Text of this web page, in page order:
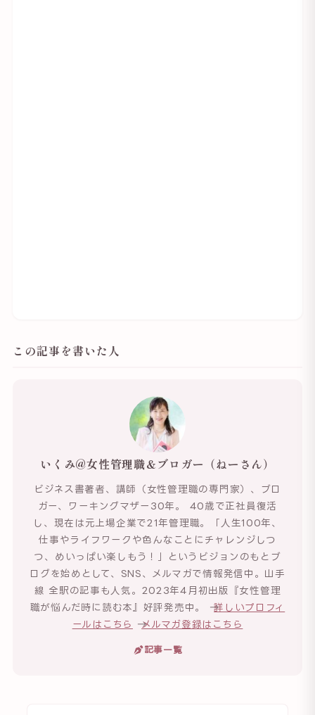
この記事を書いた人
いくみ@女性管理職＆ブロガー（ねーさん）
ビジネス書著者、講師（女性管理職の専門家）、ブロ
ガー、ワーキングマザー30年。 40歳で正社員復活
し、現在は元上場企業で21年管理職。「人生100年、
仕事やライフワークや色んなことにチャレンジしつ
つ、めいっぱい楽しもう！」というビジョンのもとブ
ログを始めとして、SNS、メルマガで情報発信中。山手
線 全駅の記事も人気。2023年4月初出版『女性管理
職が悩んだ時に読む本』好評発売中。 →詳しいプロフィ
ールはこちら
→メルマガ登録はこちら
記事一覧